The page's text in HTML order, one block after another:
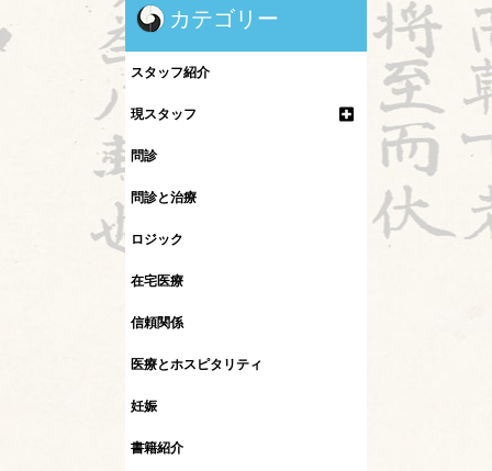
カテゴリー
スタッフ紹介
現スタッフ
問診
問診と治療
ロジック
在宅医療
信頼関係
医療とホスピタリティ
妊娠
書籍紹介